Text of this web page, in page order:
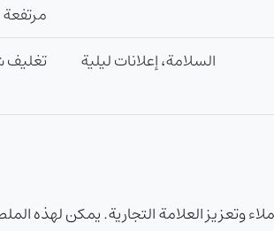
مرتفعة
السلامة، إعلانات ليلية
وتعزيز العلامة التجارية. يمكن لهذه